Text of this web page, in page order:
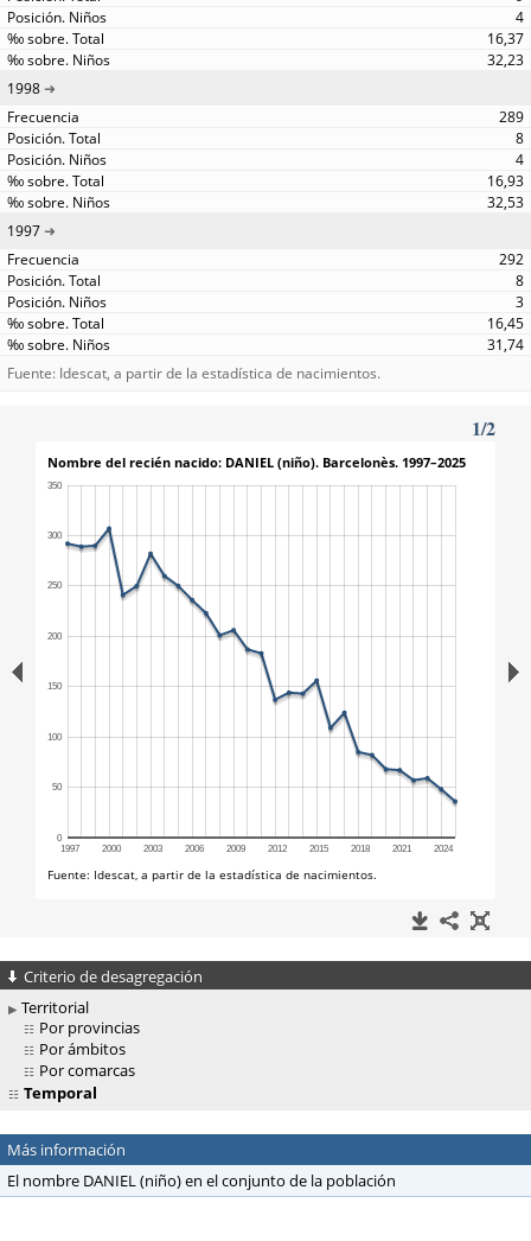
4
16,37
32,23
1998
289
8
4
16,93
32,53
1997
292
8
3
16,45
31,74
Fuente: Idescat, a partir de la estadística de nacimientos.
Criterio de desagregación
Territorial
Por provincias
Por ámbitos
Por comarcas
Temporal
Más información
El nombre DANIEL (niño) en el conjunto de la población